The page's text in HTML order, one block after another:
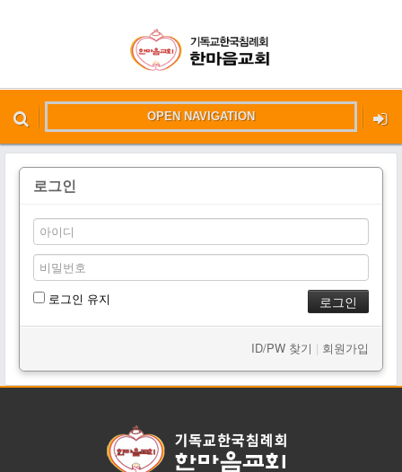
메뉴 건너뛰기
OPEN NAVIGATION
본문시작
로그인
로그인 유지
ID/PW 찾기 | 회원가입